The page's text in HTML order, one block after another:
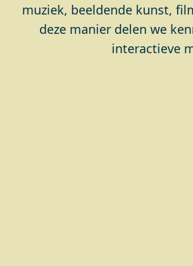
muziek, beeldende kunst,
deze manier delen we
interactieve